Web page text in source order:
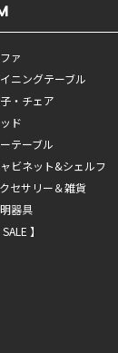
ァ
ニングテーブル
・チェア
ド
テーブル
ビネット&シェルフ
セサリー＆雑貨
器具
SALE 】